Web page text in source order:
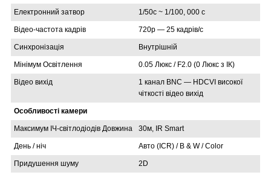
Електронний затвор 1/50с ~ 1/100, 000 с
Відео-частота кадрів 720p ― 25 кадрів/с
Синхронізація Внутрішній
Мінімум Освітлення 0.05 Люкс / F2.0 (0 Люкс з ІК)
Відео вихід
1 канал BNC ― HDCVI високої
чіткості відео вихід
Особливості камери
Максимум ІЧ-світлодіодів Довжина 30м, IR Smart
День / ніч Авто (ICR) / B & W / Color
Придушення шуму 2D